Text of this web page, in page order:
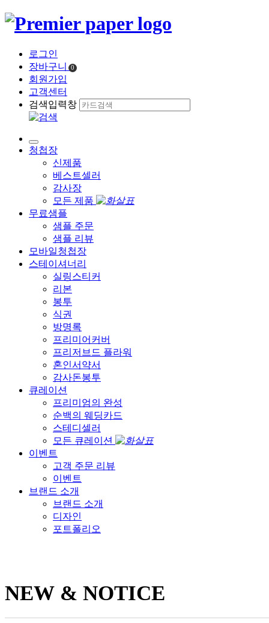
로그인
장바구니0
회원가입
고객센터
검색입력창
청첩장
신제품
베스트셀러
감사장
모든 제품
무료샘플
샘플 주문
샘플 리뷰
모바일청첩장
스테이셔너리
실링스티커
리본
봉투
식권
방명록
프리미어커버
프리저브드 플라워
혼인서약서
감사돈봉투
큐레이션
프리미엄의 완성
순백의 웨딩카드
스테디셀러
모든 큐레이션
이벤트
고객 주문 리뷰
이벤트
브랜드 소개
브랜드 소개
디자인
포트폴리오
NEW & NOTICE